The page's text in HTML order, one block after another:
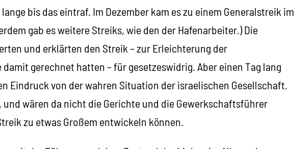
bis das eintraf. Im Dezember kam es zu einem Generalstreik im
gab es weitere Streiks, wie den der Hafenarbeiter.) Die
und erklärten den Streik – zur Erleichterung der
gerechnet hatten – für gesetzeswidrig. Aber einen Tag lang
Eindruck von der wahren Situation der israelischen Gesellschaft.
und wären da nicht die Gerichte und die Gewerkschaftsführer
zu etwas Großem entwickeln können.